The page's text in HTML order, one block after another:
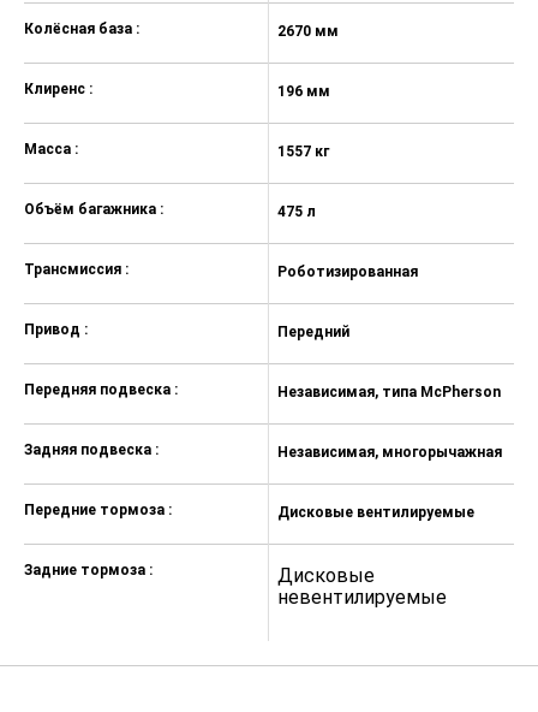
дверей на скорости
Электрический усилитель
Электрический стояночный
тормоз с функцией AutoHold
Бесключевой доступ и запуск
двигателя кнопкой (ключ в
Центральный замок с
дистанционным управлением
Дистанционный запуск двигателя
и прогрева салона
Обогрев передних сидений
Обогрев сидений 2-го ряда
Обогрев рулевого колеса
Обогрев лобового стекла
Обогрев форсунок
стеклоомывателя
Колёсная база :
Клиренс :
Масса :
Объём багажника :
Трансмиссия :
Привод :
Передняя подвеска :
Задняя подвеска :
Передние тормоза :
Задние тормоза :
2670 мм
196 мм
1557 кг
475 л
Роботизированная
Передний
Независимая, типа McPherson
Независимая, многорычажная
Дисковые вентилируемые
Дисковые
невентилируемые